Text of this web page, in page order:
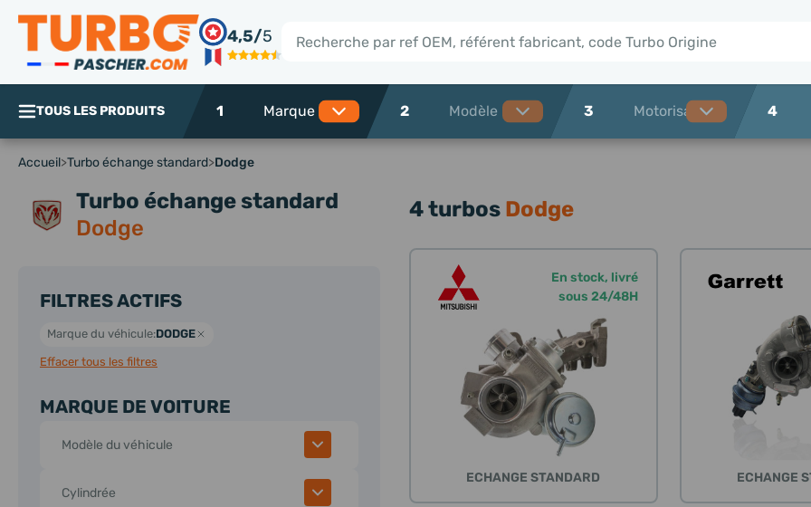
4,5/5
Rechercher
TOUS LES PRODUITS 1 2 3 4
Accueil>Turbo échange standard>Dodge
Turbo échange standard
Dodge
FILTRES ACTIFS
Marque du véhicule:DODGE
Effacer tous les filtres
MARQUE DE VOITURE
Modèle du véhicule
Cylindrée
4 turbos Dodge
En stock, livré
sous 24/48H
ECHANGE STANDARD ECHANGE
Panneau de gestion des cookies